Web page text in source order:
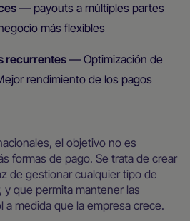
— payouts a múltiples partes
más flexibles
recurrentes — Optimización de
rendimiento de los pagos
el objetivo no es
formas de pago. Se trata de crear
de gestionar cualquier tipo de
y que permita mantener las
a medida que la empresa crece.